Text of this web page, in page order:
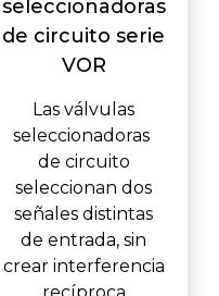
seleccionadoras
de circuito serie
VOR
Las válvulas
seleccionadoras
de circuito
seleccionan dos
señales distintas
de entrada, sin
crear interferencia
recíproca